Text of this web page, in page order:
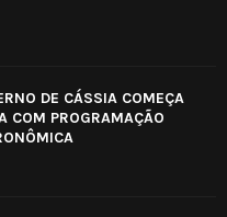
DE CÁSSIA COMEÇA
COM PROGRAMAÇÃO